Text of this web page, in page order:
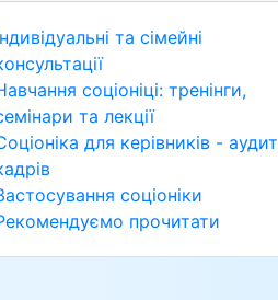
та сімейні
соціоніці: тренінги,
та лекції
для керівників - аудит
соціоніки
прочитати